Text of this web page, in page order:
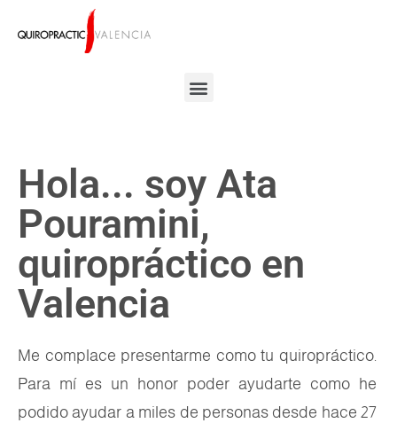
Hola... soy Ata
Pouramini,
quiropráctico en
Valencia
Me complace presentarme como tu quiropráctico.
Para mí es un honor poder ayudarte como he
podido ayudar a miles de personas desde hace 27